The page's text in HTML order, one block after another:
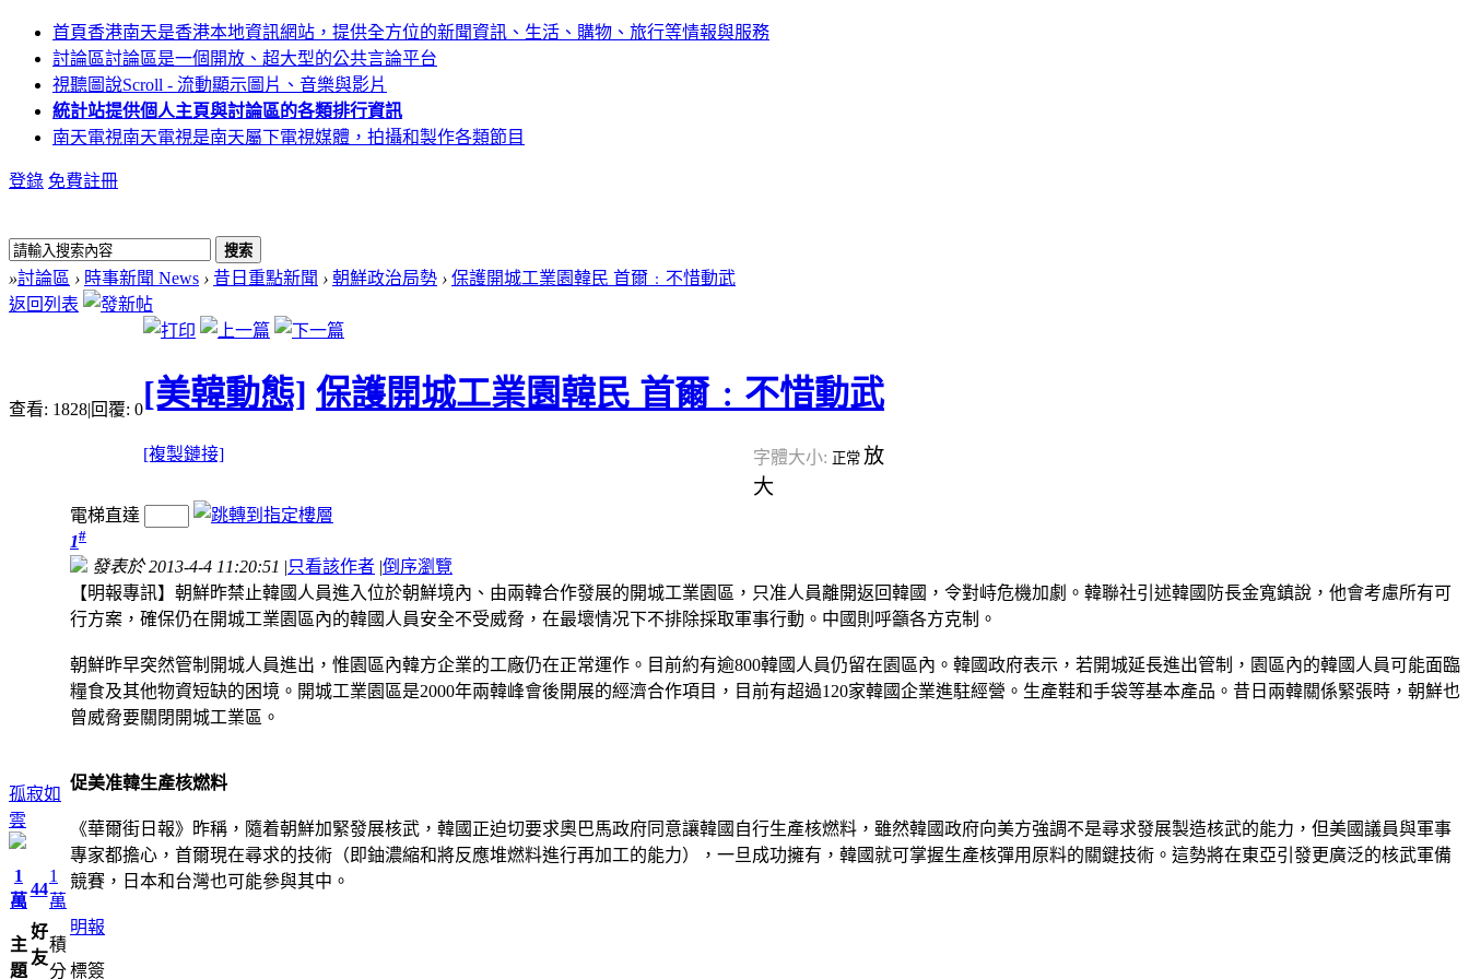
首頁香港南天是香港本地資訊網站，提供全方位的新聞資訊、生活、購物、旅行等情報與服務
討論區討論區是一個開放、超大型的公共言論平台
視聽圖說Scroll - 流動顯示圖片、音樂與影片
統計站提供個人主頁與討論區的各類排行資訊
南天電視南天電視是南天屬下電視媒體，拍攝和製作各類節目
登錄 免費註冊
搜索
»討論區 › 時事新聞 News › 昔日重點新聞 › 朝鮮政治局勢 › 保護開城工業園韓民 首爾﹕不惜動武
返回列表
查看: 1828|回覆: 0[美韓動態] 保護開城工業園韓民 首爾﹕不惜動武
[複製鏈接] 字體大小: 正常 放
大
孤寂如
雲
1
萬
主
題
44
好
友
1
萬
積
分
電梯直達
1#
發表於 2013-4-4 11:20:51 |只看該作者 |倒序瀏覽
【明報專訊】朝鮮昨禁止韓國人員進入位於朝鮮境內、由兩韓合作發展的開城工業園區，只准人員離開返回韓國，令對峙危機加劇。韓聯社引述韓國防長金寬鎮說，他會考慮所有可
行方案，確保仍在開城工業園區內的韓國人員安全不受威脅，在最壞情况下不排除採取軍事行動。中國則呼籲各方克制。
朝鮮昨早突然管制開城人員進出，惟園區內韓方企業的工廠仍在正常運作。目前約有逾800韓國人員仍留在園區內。韓國政府表示，若開城延長進出管制，園區內的韓國人員可能面臨
糧食及其他物資短缺的困境。開城工業園區是2000年兩韓峰會後開展的經濟合作項目，目前有超過120家韓國企業進駐經營。生產鞋和手袋等基本產品。昔日兩韓關係緊張時，朝鮮也
曾威脅要關閉開城工業區。
促美准韓生產核燃料
《華爾街日報》昨稱，隨着朝鮮加緊發展核武，韓國正迫切要求奧巴馬政府同意讓韓國自行生產核燃料，雖然韓國政府向美方強調不是尋求發展製造核武的能力，但美國議員與軍事
專家都擔心，首爾現在尋求的技術（即鈾濃縮和將反應堆燃料進行再加工的能力），一旦成功擁有，韓國就可掌握生產核彈用原料的關鍵技術。這勢將在東亞引發更廣泛的核武軍備
競賽，日本和台灣也可能參與其中。
明報
標簽